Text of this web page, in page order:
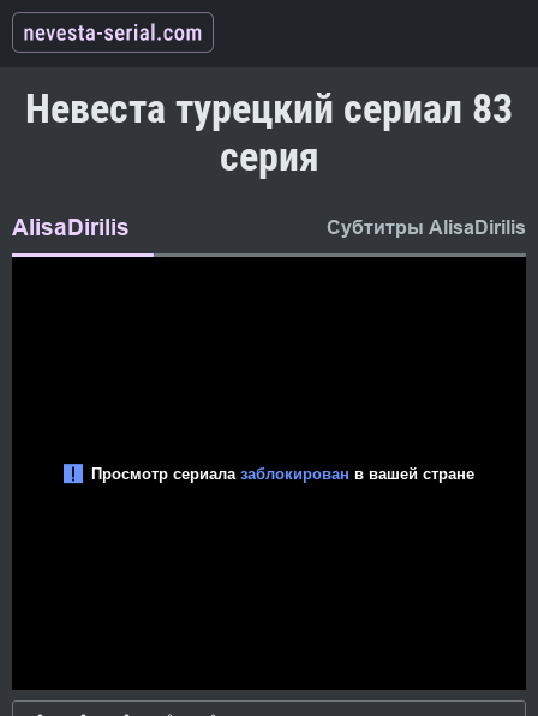
Невеста турецкий сериал 83
серия
AlisaDirilis Субтитры AlisaDirilis